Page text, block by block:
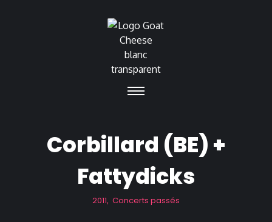
Corbillard (BE) +
Fattydicks
2011, Concerts passés